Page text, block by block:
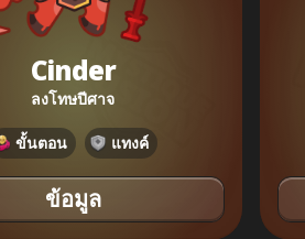
Cinder
ลงโทษปีศาจ
ขั้นตอน แทงค์
ข้อมูล